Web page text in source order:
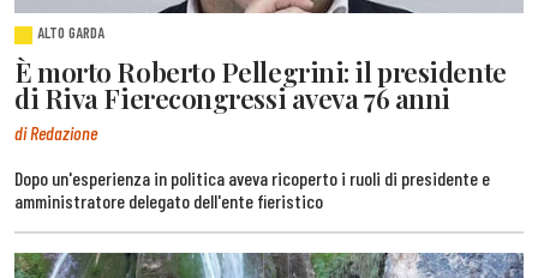
ALTO GARDA
È morto Roberto Pellegrini: il presidente
di Riva Fierecongressi aveva 76 anni
di Redazione
Dopo un'esperienza in politica aveva ricoperto i ruoli di presidente e
amministratore delegato dell'ente fieristico